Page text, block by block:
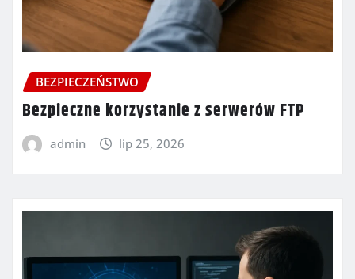
BEZPIECZEŃSTWO
Bezpieczne korzystanie z serwerów FTP
admin lip 25, 2026